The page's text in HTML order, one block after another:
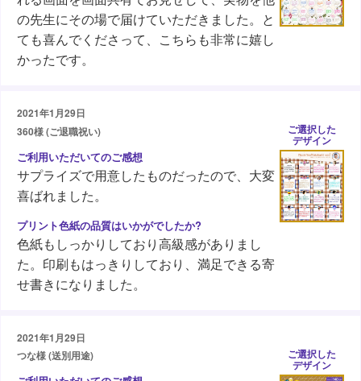
の先生にその場で届けていただきました。と
ても喜んでくださって、こちらも非常に嬉し
かったです。
2021年1月29日
360様 (ご退職祝い)
サプライズで用意したものだったので、大変
喜ばれました。
色紙もしっかりしており高級感がありまし
た。印刷もはっきりしており、満足できる寄
せ書きになりました。
ご選択した
デザイン
2021年1月29日
つな様 (送別用途)
ご選択した
デザイン